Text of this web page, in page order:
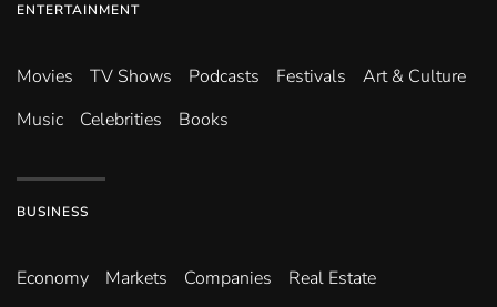
ENTERTAINMENT
Movies TV Shows Podcasts Festivals
Art & Culture
Music
Celebrities Books
BUSINESS
Economy Markets Companies
Real Estate